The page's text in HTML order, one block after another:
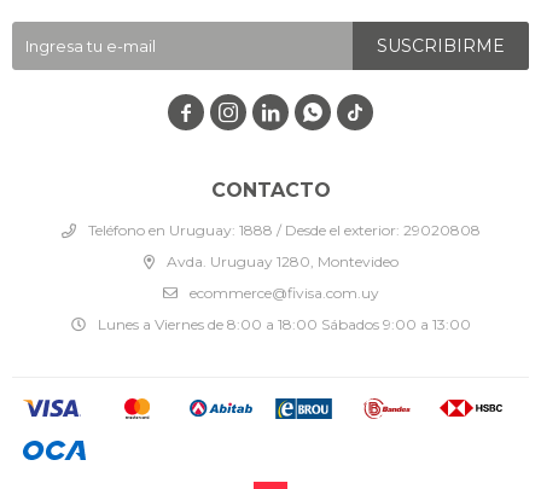
CONTACTO
Teléfono en Uruguay: 1888 / Desde el exterior: 29020808
Avda. Uruguay 1280, Montevideo
ecommerce@fivisa.com.uy
Lunes a Viernes de 8:00 a 18:00 Sábados 9:00 a 13:00
SUSCRIBIRME
   